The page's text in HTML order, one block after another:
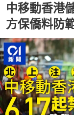
中移動香港
方保僑料防